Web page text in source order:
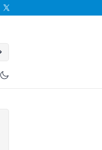
Kotim Meluas, BPBD Sebut Sudah